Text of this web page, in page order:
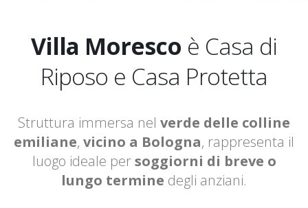
Villa Moresco è Casa di
Riposo e Casa Protetta
Struttura immersa nel verde delle colline
emiliane, vicino a Bologna, rappresenta il
luogo ideale persoggiorni di breve o
lungo termine degli anziani.